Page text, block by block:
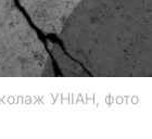
УНІАН, фото